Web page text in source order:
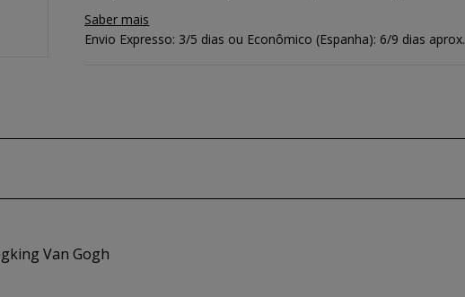
Saber mais
Envio Expresso: 3/5 dias ou Econômico (Espanha): 6/9 dias aprox.
Van Gogh